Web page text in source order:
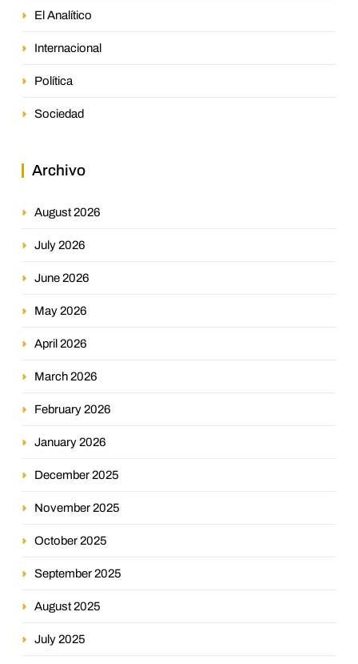
El Analítico
Internacional
Política
Sociedad
Archivo
August 2026
July 2026
June 2026
May 2026
April 2026
March 2026
February 2026
January 2026
December 2025
November 2025
October 2025
September 2025
August 2025
July 2025